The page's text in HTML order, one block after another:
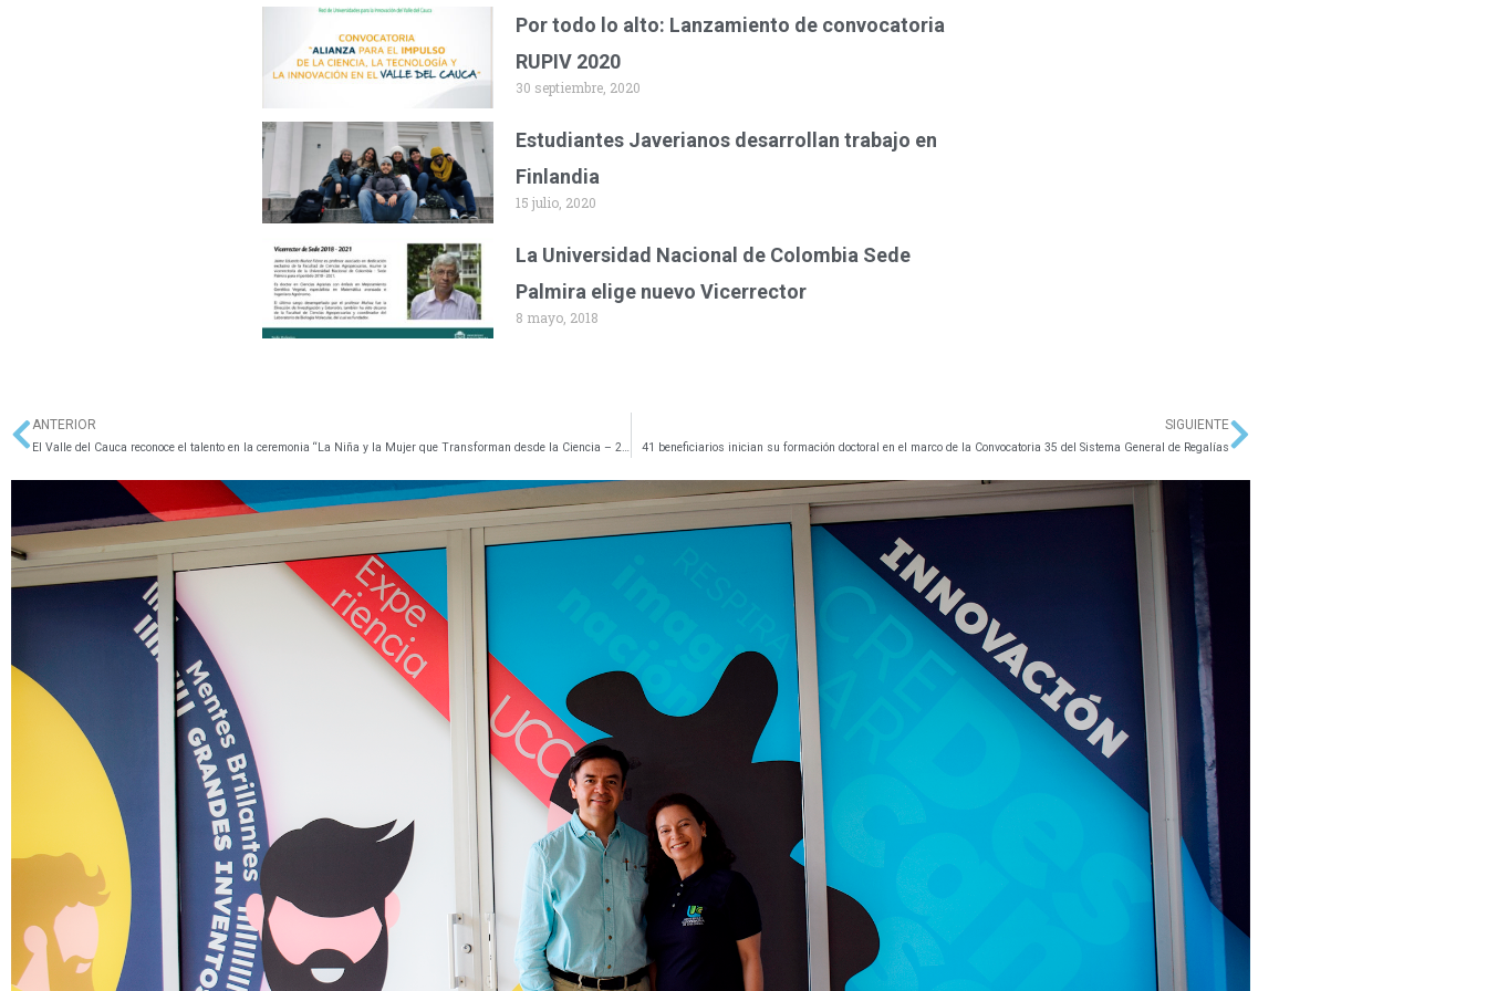
Por todo lo alto: Lanzamiento de convocatoria
RUPIV 2020
30 septiembre, 2020
Estudiantes Javerianos desarrollan trabajo en
Finlandia
15 julio, 2020
La Universidad Nacional de Colombia Sede
Palmira elige nuevo Vicerrector
8 mayo, 2018
Ant
ANTERIOR
El Valle del Cauca reconoce el talento en la ceremonia “La Niña y la Mujer que Transforman desde la Ciencia – 2026″
SIGUIENTE
41 beneficiarios inician su formación doctoral en el marco de la Convocatoria 35 del Sistema General de RegalíasSiguiente